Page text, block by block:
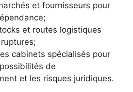
et fournisseurs pour
et routes logistiques
cabinets spécialisés pour
de
et les risques juridiques.